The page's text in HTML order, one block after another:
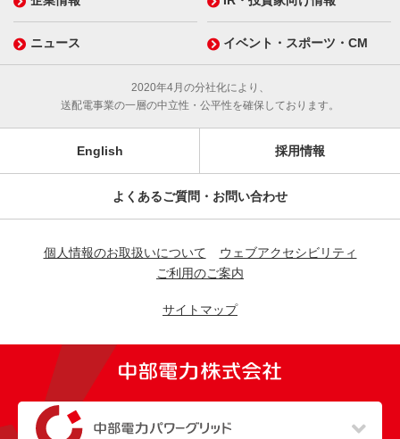
ニュース イベント・スポーツ・CM
2020年4月の分社化により、
送配電事業の一層の中立性・公平性を確保しております。
English 採用情報
よくあるご質問・お問い合わせ
個人情報のお取扱いについて
ウェブアクセシビリティ
ご利用のご案内
サイトマップ